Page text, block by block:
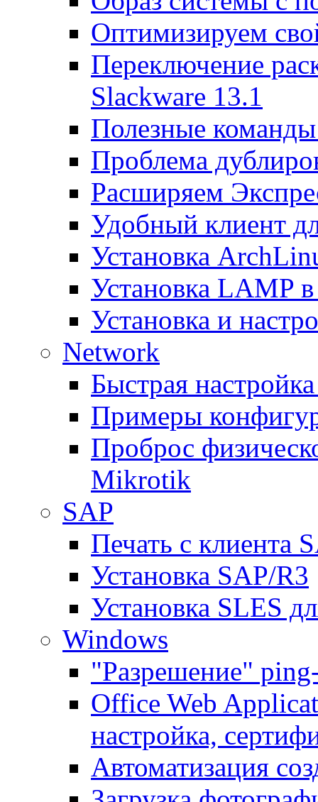
Оптимизируем
Переключение
Slackware 13.1
Полезные
Проблема
Расширяем
Удобный клиент
Установка
Установка LAMP
Установка и
Network
Быстрая
Примеры
Проброс
Mikrotik
SAP
Печать с клиента
Установка SAP/R3
Установка SLES
Windows
"Разрешение"
Office Web
настройка,
Автоматизация